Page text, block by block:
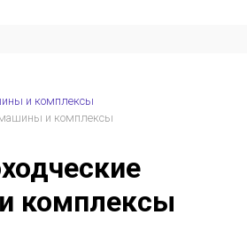
и комплексы
машины и комплексы
комплексы